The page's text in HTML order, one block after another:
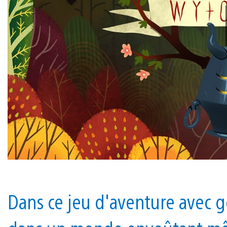
Dans ce jeu d'aventure avec